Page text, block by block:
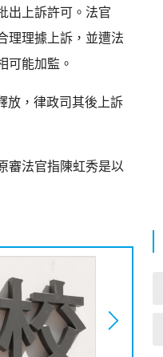
出上訴許可。法官
理理據上訴，並遭法
可能加監。
放，律政司其後上訴
審法官指陳虹秀是以